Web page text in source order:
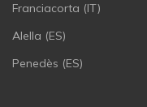
Franciacorta (IT)
Alella (ES)
Penedès (ES)